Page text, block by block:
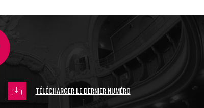
TÉLÉCHARGER LE DERNIER NUMÉRO